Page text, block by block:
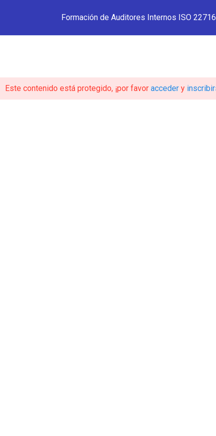
HOME NUESTROS
Auditores
Bajo ISO
Formación de Auditores Internos ISO
Este contenido está protegido, ¡por favor accedery